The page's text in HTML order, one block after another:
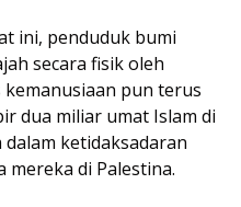
ini, penduduk bumi
secara fisik oleh
pun terus
dua miliar umat Islam di
ketidaksadaran
mereka di Palestina.